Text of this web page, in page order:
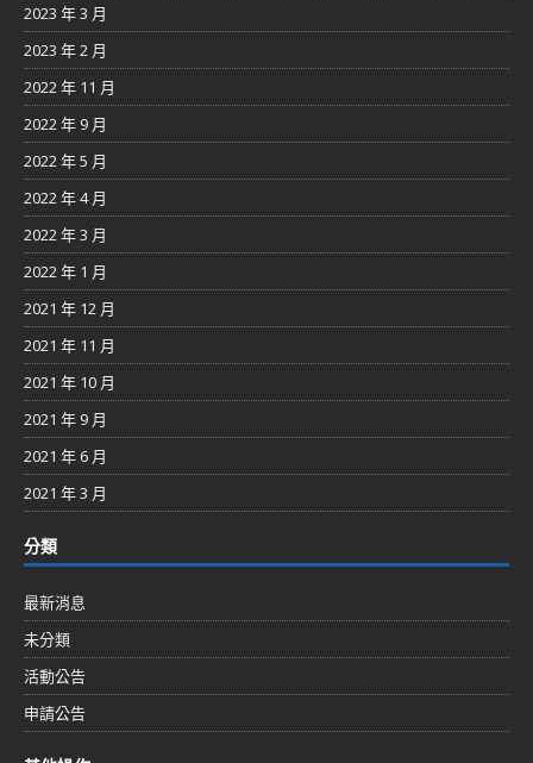
2023 年 3 月
2023 年 2 月
2022 年 11 月
2022 年 9 月
2022 年 5 月
2022 年 4 月
2022 年 3 月
2022 年 1 月
2021 年 12 月
2021 年 11 月
2021 年 10 月
2021 年 9 月
2021 年 6 月
2021 年 3 月
分類
最新消息
未分類
活動公告
申請公告